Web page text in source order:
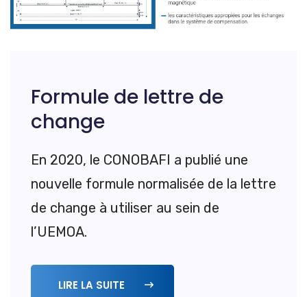
Formule de lettre de
change
En 2020, le CONOBAFI a publié une
nouvelle formule normalisée de la lettre
de change à utiliser au sein de
l’UEMOA.
LIRE LA SUITE